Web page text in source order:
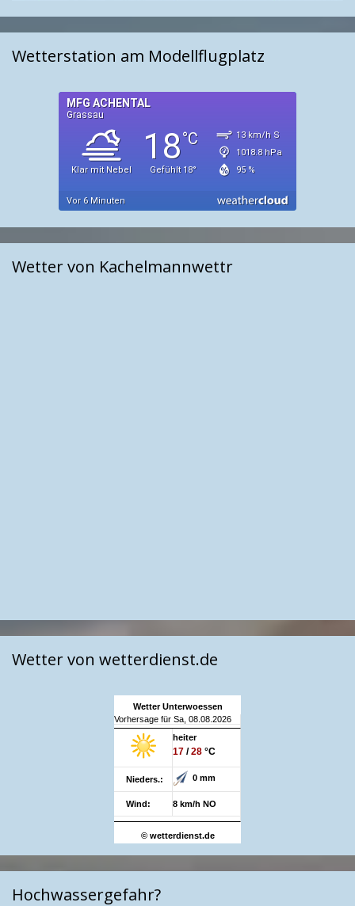
Wetterstation am Modellflugplatz
Wetter von Kachelmannwettr
Wetter von wetterdienst.de
Wetter Unterwoessen
Vorhersage für Sa, 08.08.2026
heiter
17 /28 °C
Nieders.: 0 mm
Wind: 8 km/h NO
© wetterdienst.de
Hochwassergefahr?